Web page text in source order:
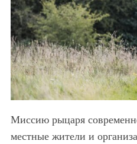
Миссию рыцаря
местные жители и